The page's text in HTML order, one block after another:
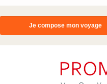
Je compose mon voyage